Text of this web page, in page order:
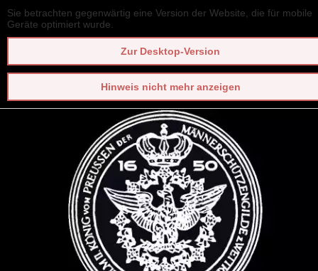
Sie betrachten gegenwärtig eine Version der Website, die für mobile
Geräte optimiert wurde.
Zur Desktop-Version
Hinweis nicht mehr anzeigen